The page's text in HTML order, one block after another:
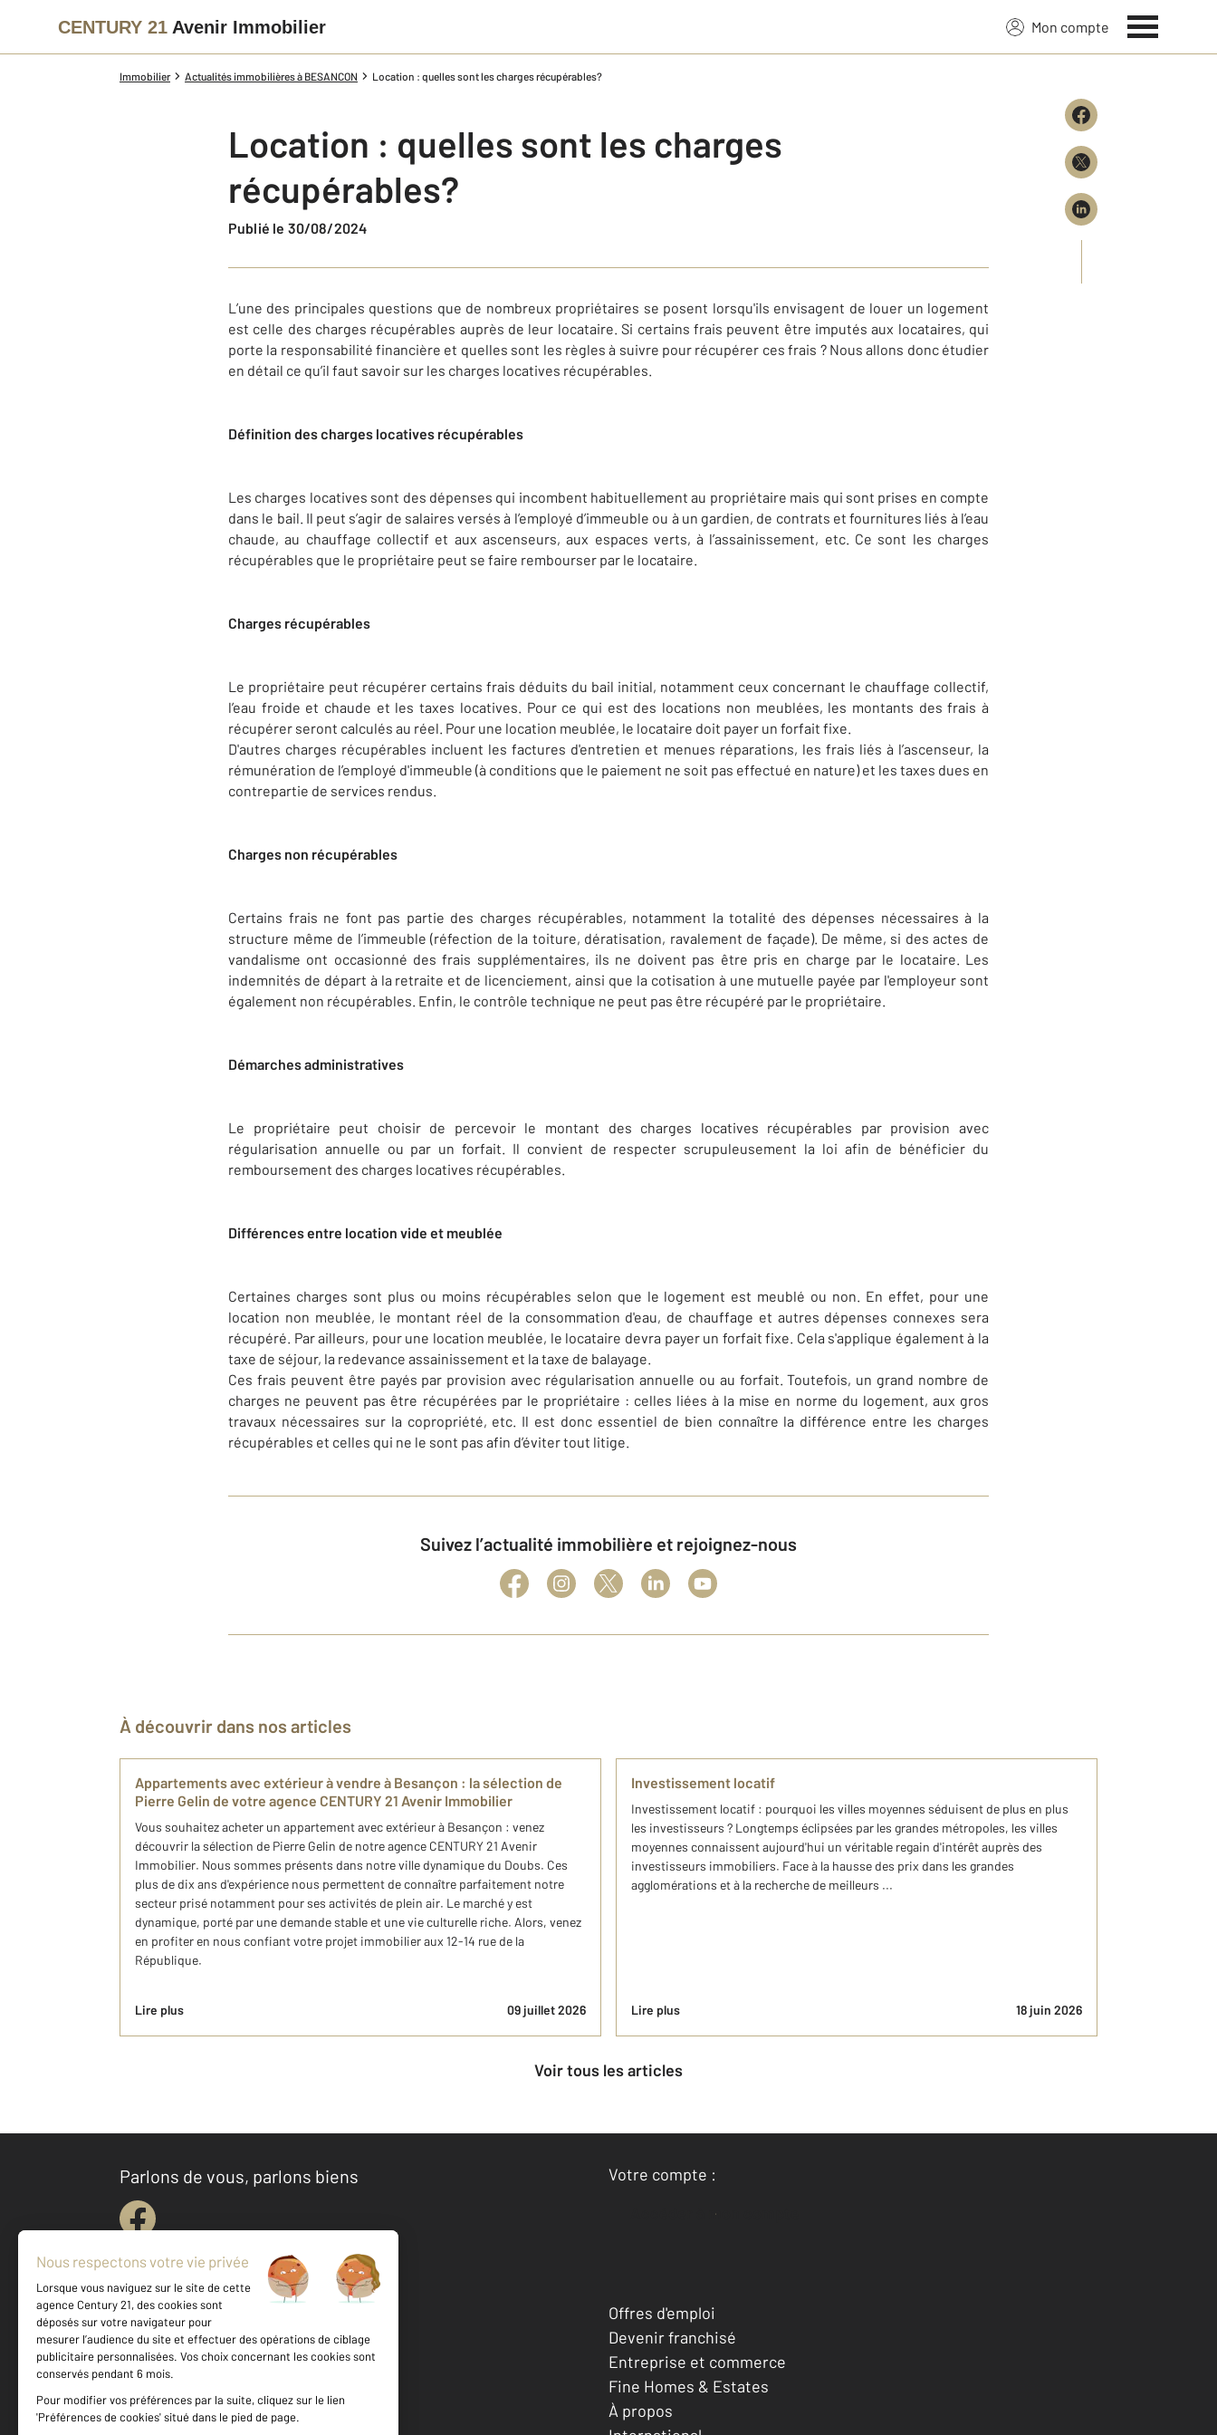
CENTURY 21 Avenir Immobilier Mon compte
Immobilier Actualités immobilières à BESANCON Location : quelles sont les charges récupérables?
Location : quelles sont les charges
récupérables?
Publié le 30/08/2024
L’une des principales questions que de nombreux propriétaires se posent lorsqu'ils envisagent de louer un logement
est celle des charges récupérables auprès de leur locataire. Si certains frais peuvent être imputés aux locataires, qui
porte la responsabilité financière et quelles sont les règles à suivre pour récupérer ces frais ? Nous allons donc étudier
en détail ce qu’il faut savoir sur les charges locatives récupérables.
Définition des charges locatives récupérables
Les charges locatives sont des dépenses qui incombent habituellement au propriétaire mais qui sont prises en compte
dans le bail. Il peut s’agir de salaires versés à l’employé d’immeuble ou à un gardien, de contrats et fournitures liés à l’eau
chaude, au chauffage collectif et aux ascenseurs, aux espaces verts, à l’assainissement, etc. Ce sont les charges
récupérables que le propriétaire peut se faire rembourser par le locataire.
Charges récupérables
Le propriétaire peut récupérer certains frais déduits du bail initial, notamment ceux concernant le chauffage collectif,
l’eau froide et chaude et les taxes locatives. Pour ce qui est des locations non meublées, les montants des frais à
récupérer seront calculés au réel. Pour une location meublée, le locataire doit payer un forfait fixe.
D'autres charges récupérables incluent les factures d'entretien et menues réparations, les frais liés à l’ascenseur, la
rémunération de l’employé d'immeuble (à conditions que le paiement ne soit pas effectué en nature) et les taxes dues en
contrepartie de services rendus.
Charges non récupérables
Certains frais ne font pas partie des charges récupérables, notamment la totalité des dépenses nécessaires à la
structure même de l’immeuble (réfection de la toiture, dératisation, ravalement de façade). De même, si des actes de
vandalisme ont occasionné des frais supplémentaires, ils ne doivent pas être pris en charge par le locataire. Les
indemnités de départ à la retraite et de licenciement, ainsi que la cotisation à une mutuelle payée par l'employeur sont
également non récupérables. Enfin, le contrôle technique ne peut pas être récupéré par le propriétaire.
Démarches administratives
Le propriétaire peut choisir de percevoir le montant des charges locatives récupérables par provision avec
régularisation annuelle ou par un forfait. Il convient de respecter scrupuleusement la loi afin de bénéficier du
remboursement des charges locatives récupérables.
Différences entre location vide et meublée
Certaines charges sont plus ou moins récupérables selon que le logement est meublé ou non. En effet, pour une
location non meublée, le montant réel de la consommation d'eau, de chauffage et autres dépenses connexes sera
récupéré. Par ailleurs, pour une location meublée, le locataire devra payer un forfait fixe. Cela s'applique également à la
taxe de séjour, la redevance assainissement et la taxe de balayage.
Ces frais peuvent être payés par provision avec régularisation annuelle ou au forfait. Toutefois, un grand nombre de
charges ne peuvent pas être récupérées par le propriétaire : celles liées à la mise en norme du logement, aux gros
travaux nécessaires sur la copropriété, etc. Il est donc essentiel de bien connaître la différence entre les charges
récupérables et celles qui ne le sont pas afin d’éviter tout litige.
Suivez l’actualité immobilière et rejoignez-nous
À découvrir dans nos articles
​Appartements avec extérieur​ à vendre à Besançon : ​la sélection de
Pierre Gelin de votre agence CENTURY 21 Avenir Immobilier
​Vous souhaitez acheter un appartement avec extérieur​ à Besançon : venez
découvrir ​la sélection de Pierre Gelin de notre agence CENTURY 21 Avenir
Immobilier. Nous sommes présents dans notre ville dynamique du Doubs. Ces
plus de dix ans d'expérience nous permettent de connaître parfaitement notre
secteur prisé notamment pour ses activités de plein air. Le marché y est
dynamique, porté par une demande stable et une vie culturelle riche. Alors, venez
en profiter en nous confiant votre projet immobilier aux 12-14 rue de la
République.
Lire plus 09 juillet 2026
Investissement locatif
Investissement locatif : pourquoi les villes moyennes séduisent de plus en plus
les investisseurs ? Longtemps éclipsées par les grandes métropoles, les villes
moyennes connaissent aujourd'hui un véritable regain d'intérêt auprès des
investisseurs immobiliers. Face à la hausse des prix dans les grandes
agglomérations et à la recherche de meilleurs ...
Lire plus 18 juin 2026
Voir tous les articles
Parlons de vous, parlons biens
Votre compte :
Accéder à mon compte
Votre agence est notée
Achat
Location
Offres d'emploi
Devenir franchisé
Entreprise et commerce
Fine Homes & Estates
À propos